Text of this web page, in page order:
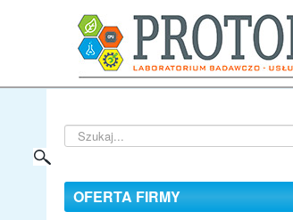
Szukaj...
OFERTA FIRMY